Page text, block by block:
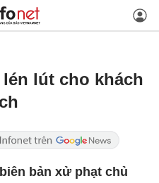
lút cho khách
bản xử phạt chủ